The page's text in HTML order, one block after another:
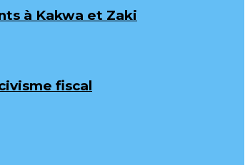
à Kakwa et Zaki
fiscal